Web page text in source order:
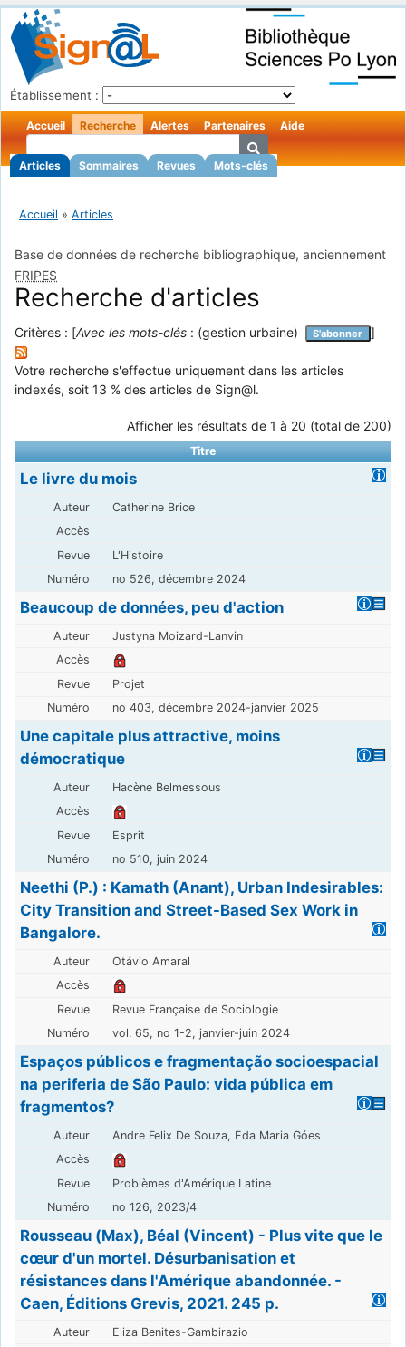
Établissement :
Accueil Recherche
Articles Sommaires Revues Mots-clés
Alertes Partenaires Aide
Accueil » Articles
Base de données de recherche bibliographique, anciennement
FRIPES
Recherche d'articles
Critères : [Avec les mots-clés : (gestion urbaine) S'abonner ]
Votre recherche s'effectue uniquement dans les articles
indexés, soit 13 % des articles de Sign@l.
Afficher les résultats de 1 à 20 (total de 200)
Titre
Le livre du mois
Catherine Brice
L'Histoire
no 526, décembre 2024
Beaucoup de données, peu d'action
Justyna Moizard-Lanvin
Projet
no 403, décembre 2024-janvier 2025
Une capitale plus attractive, moins
démocratique
Hacène Belmessous
Esprit
no 510, juin 2024
Neethi (P.) : Kamath (Anant), Urban Indesirables:
City Transition and Street-Based Sex Work in
Bangalore.
Otávio Amaral
Revue Française de Sociologie
vol. 65, no 1-2, janvier-juin 2024
Espaços públicos e fragmentação socioespacial
na periferia de São Paulo: vida pública em
fragmentos?
Andre Felix De Souza, Eda Maria Góes
Problèmes d'Amérique Latine
no 126, 2023/4
Rousseau (Max), Béal (Vincent) - Plus vite que le
cœur d'un mortel. Désurbanisation et
résistances dans l'Amérique abandonnée. -
Caen, Éditions Grevis, 2021. 245 p.
Eliza Benites-Gambirazio